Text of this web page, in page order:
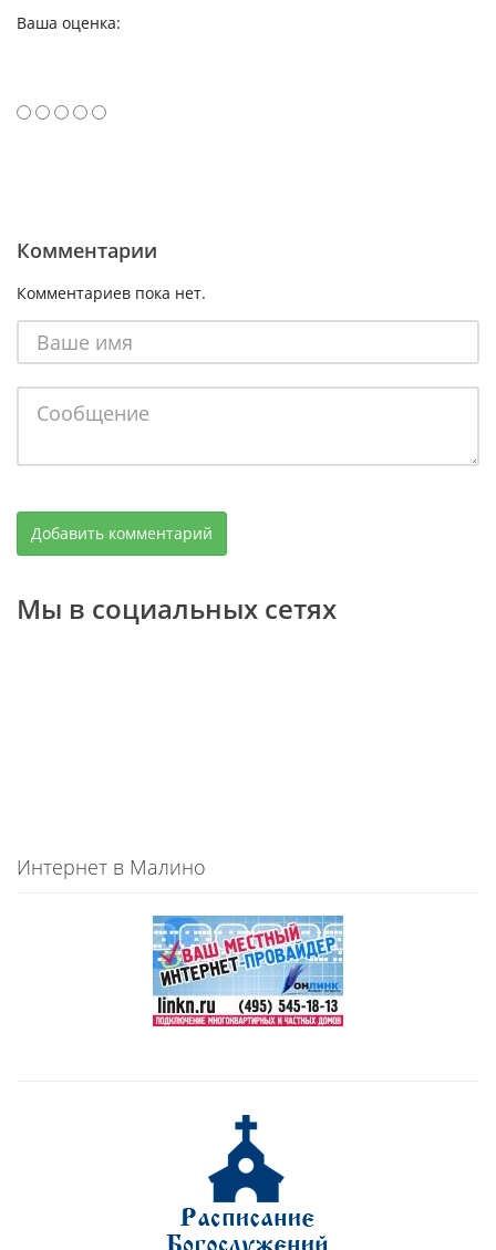
Ваша оценка:
Комментарии
Комментариев пока нет.
Мы в социальных сетях
Интернет в Малино